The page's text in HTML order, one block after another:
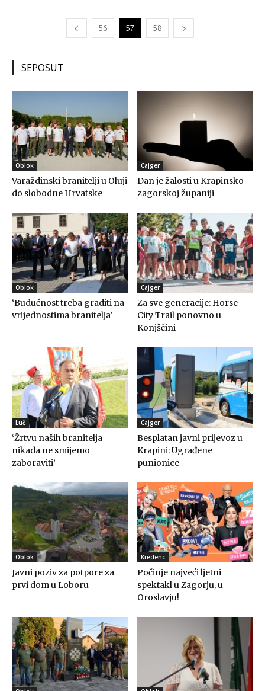
56 57 58
SEPOSUT
Oblok
Varaždinski branitelji u Oluji
do slobodne Hrvatske
Cajger
Dan je žalosti u Krapinsko-
zagorskoj županiji
Oblok
‘Budućnost treba graditi na
vrijednostima branitelja’
Cajger
Za sve generacije: Horse
City Trail ponovno u
Konjščini
Luč
‘Žrtvu naših branitelja
nikada ne smijemo
zaboraviti’
Cajger
Besplatan javni prijevoz u
Krapini: Ugrađene
punionice
Oblok
Javni poziv za potpore za
prvi dom u Loboru
Kredenc
Počinje najveći ljetni
spektakl u Zagorju, u
Oroslavju!